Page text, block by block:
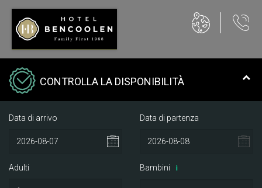
CONTROLLA LA DISPONIBILITÀ
Data di arrivo Data di partenza
Adulti Bambini i